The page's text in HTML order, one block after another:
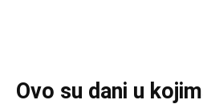
Ovo su dani u